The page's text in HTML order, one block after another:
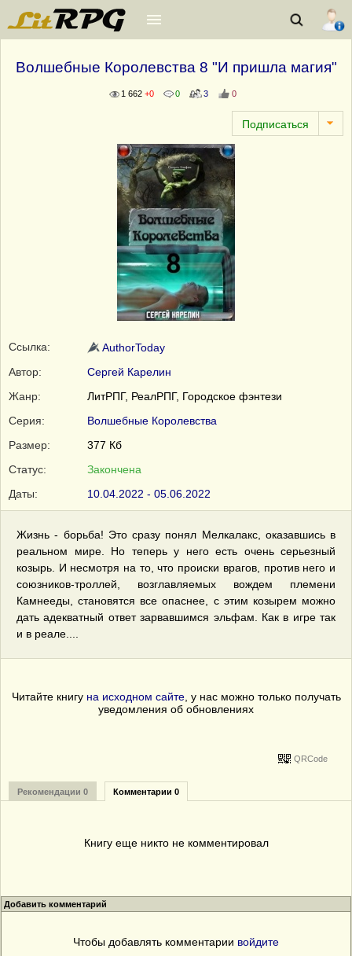
Волшебные Королевства 8 "И пришла магия"
1 662 +0 0 3 0
Ссылка:
AuthorToday
Автор:
Сергей Карелин
Жанр:
ЛитРПГ, РеалРПГ, Городское фэнтези
Серия:
Волшебные Королевства
Размер:
377 Кб
Статус:
Закончена
Даты:
10.04.2022 - 05.06.2022
Жизнь - борьба! Это сразу понял Мелкалакс, оказавшись в
реальном мире. Но теперь у него есть очень серьезный
козырь. И несмотря на то, что происки врагов, против него и
союзников-троллей, возглавляемых вождем племени
Камнееды, становятся все опаснее, с этим козырем можно
дать адекватный ответ зарвавшимся эльфам. Как в игре так
и в реале....
Читайте книгу на исходном сайте, у нас можно только получать
уведомления об обновлениях
QRCode
Рекомендации 0 Комментарии 0
Книгу еще никто не комментировал
Добавить комментарий
Чтобы добавлять комментарии войдите